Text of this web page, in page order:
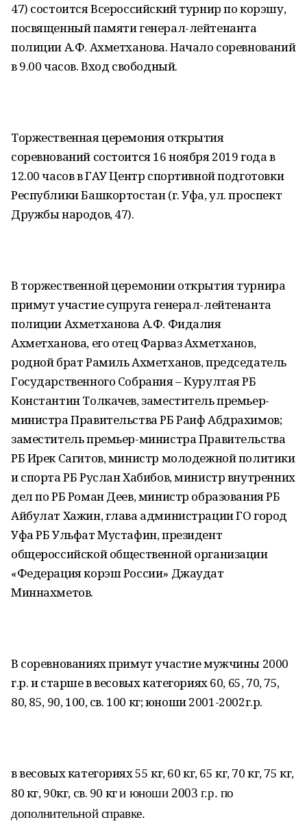
47) состоится Всероссийский турнир по корэшу,
посвященный памяти генерал-лейтенанта
полиции А.Ф. Ахметханова. Начало соревнований
в 9.00 часов. Вход свободный.
Торжественная церемония открытия
соревнований состоится 16 ноября 2019 года в
12.00 часов в ГАУ Центр спортивной подготовки
Республики Башкортостан (г. Уфа, ул. проспект
Дружбы народов, 47).
В торжественной церемонии открытия турнира
примут участие супруга генерал-лейтенанта
полиции Ахметханова А.Ф. Фидалия
Ахметханова, его отец Фарваз Ахметханов,
родной брат Рамиль Ахметханов, председатель
Государственного Собрания – Курултая РБ
Константин Толкачев, заместитель премьер-
министра Правительства РБ Раиф Абдрахимов;
заместитель премьер-министра Правительства
РБ Ирек Сагитов, министр молодежной политики
и спорта РБ Руслан Хабибов, министр внутренних
дел по РБ Роман Деев, министр образования РБ
Айбулат Хажин, глава администрации ГО город
Уфа РБ Ульфат Мустафин, президент
общероссийской общественной организации
«Федерация корэш России» Джаудат
Миннахметов.
В соревнованиях примут участие мужчины 2000
г.р. и старше в весовых категориях 60, 65, 70, 75,
80, 85, 90, 100, св. 100 кг; юноши 2001-2002г.р.
в весовых категориях 55 кг, 60 кг, 65 кг, 70 кг, 75 кг,
80 кг, 90кг, св. 90 кги юноши 2003 г.р. по
дополнительной справке.